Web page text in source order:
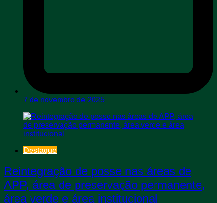
7 de novembro de 2025
Destaque
Reintegração de posse nas áreas de
APP, área de preservação permanente,
área verde e área institucional